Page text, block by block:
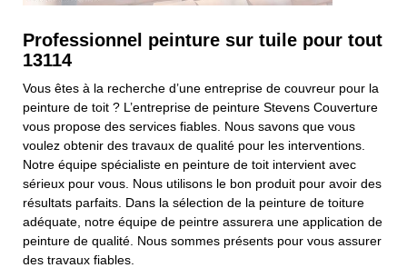
Professionnel peinture sur tuile pour tout
13114
Vous êtes à la recherche d’une entreprise de couvreur pour la
peinture de toit ? L’entreprise de peinture Stevens Couverture
vous propose des services fiables. Nous savons que vous
voulez obtenir des travaux de qualité pour les interventions.
Notre équipe spécialiste en peinture de toit intervient avec
sérieux pour vous. Nous utilisons le bon produit pour avoir des
résultats parfaits. Dans la sélection de la peinture de toiture
adéquate, notre équipe de peintre assurera une application de
peinture de qualité. Nous sommes présents pour vous assurer
des travaux fiables.